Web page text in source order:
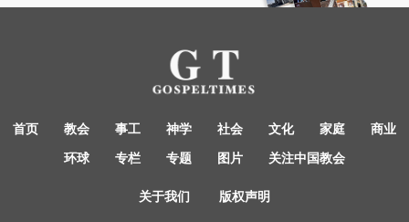
首页 教会 事工 神学 社会 文化 家庭 商业
环球 专栏 专题 图片 关注中国教会
关于我们 版权声明